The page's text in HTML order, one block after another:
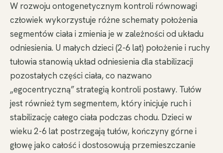
W rozwoju ontogenetycznym kontroli równowagi
człowiek wykorzystuje różne schematy położenia
segmentów ciała i zmienia je w zależności od układu
odniesienia. U małych dzieci (2-6 lat) położenie i ruchy
tułowia stanowią układ odniesienia dla stabilizacji
pozostałych części ciała, co nazwano
„egocentryczną” strategią kontroli postawy. Tułów
jest również tym segmentem, który inicjuje ruch i
stabilizację całego ciała podczas chodu. Dzieci w
wieku 2-6 lat postrzegają tułów, kończyny górne i
głowę jako całość i dostosowują przemieszczanie